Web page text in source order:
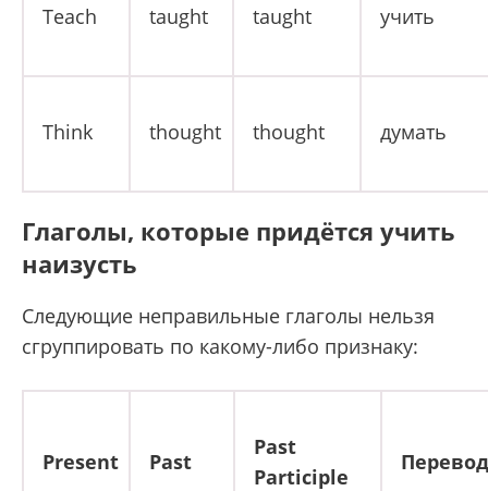
Teach taught taught учить
Think thought thought думать
Глаголы, которые придётся учить
наизусть
Следующие неправильные глаголы нельзя
сгруппировать по какому-либо признаку:
Present Past
Past
Participle
Перевод